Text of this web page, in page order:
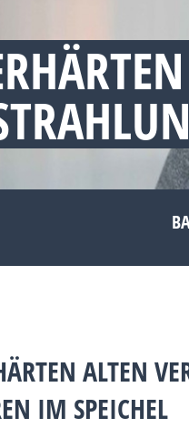
ALTEN
IM SPEICHEL